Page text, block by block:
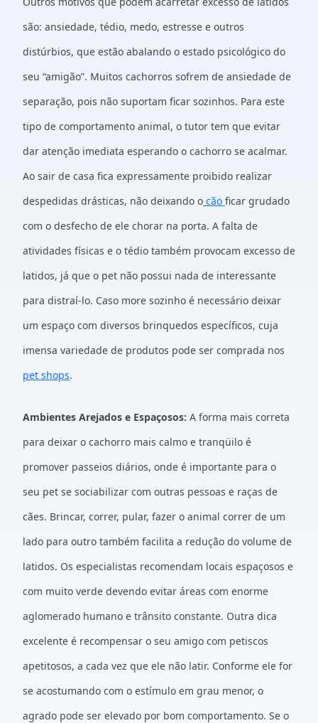
são: ansiedade, tédio, medo, estresse e outros
distúrbios, que estão abalando o estado psicológico do
seu “amigão”. Muitos cachorros sofrem de ansiedade de
separação, pois não suportam ficar sozinhos. Para este
tipo de comportamento animal, o tutor tem que evitar
dar atenção imediata esperando o cachorro se acalmar.
Ao sair de casa fica expressamente proibido realizar
despedidas drásticas, não deixando o cão ficar grudado
com o desfecho de ele chorar na porta. A falta de
atividades físicas e o tédio também provocam excesso de
latidos, já que o pet não possui nada de interessante
para distraí-lo. Caso more sozinho é necessário deixar
um espaço com diversos brinquedos específicos, cuja
imensa variedade de produtos pode ser comprada nos
pet shops.
Ambientes Arejados e Espaçosos: A forma mais correta
para deixar o cachorro mais calmo e tranqüilo é
promover passeios diários, onde é importante para o
seu pet se sociabilizar com outras pessoas e raças de
cães. Brincar, correr, pular, fazer o animal correr de um
lado para outro também facilita a redução do volume de
latidos. Os especialistas recomendam locais espaçosos e
com muito verde devendo evitar áreas com enorme
aglomerado humano e trânsito constante. Outra dica
excelente é recompensar o seu amigo com petiscos
apetitosos, a cada vez que ele não latir. Conforme ele for
se acostumando com o estímulo em grau menor, o
agrado pode ser elevado por bom comportamento. Se o